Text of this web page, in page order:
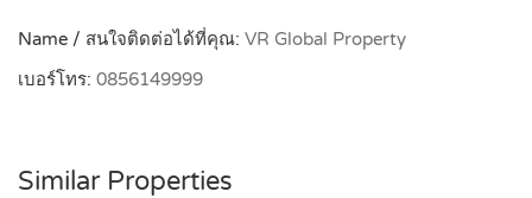
Name / สนใจติดต่อได้ที่คุณ: VR Global Property
เบอร์โทร: 0856149999
Similar Properties